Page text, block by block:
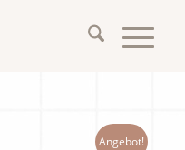
Angebot!